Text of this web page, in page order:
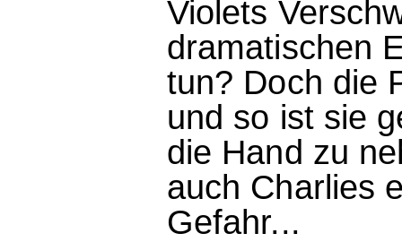
Violets
dramatischen
tun? Doch die
und so ist sie
die Hand zu
auch Charlies
Gefahr...